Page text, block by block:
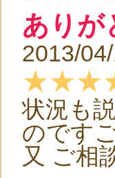
ありが
2013/
状況も
のです
又 ご相